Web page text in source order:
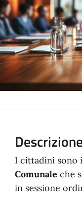
I cittadini sono
Comunale che
in sessione